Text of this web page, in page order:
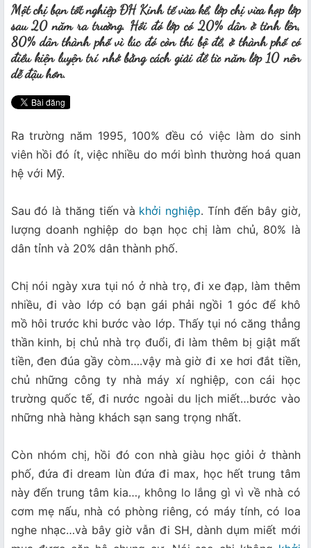
Một chị bạn tốt nghiệp ĐH Kinh tế vừa kể, lớp chị vừa họp lớp
sau 20 năm ra trường. Hồi đó lớp có 20% dân ở tỉnh lên,
80% dân thành phố vì lúc đó còn thi bộ đề, ở thành phố có
điều kiện luyện trí nhớ bằng cách giải đề từ năm lớp 10 nên
dễ đậu hơn.
Ra trường năm 1995, 100% đều có việc làm do sinh
viên hồi đó ít, việc nhiều do mới bình thường hoá quan
hệ với Mỹ.
Sau đó là thăng tiến và khởi nghiệp. Tính đến bây giờ,
lượng doanh nghiệp do bạn học chị làm chủ, 80% là
dân tỉnh và 20% dân thành phố.
Chị nói ngày xưa tụi nó ở nhà trọ, đi xe đạp, làm thêm
nhiều, đi vào lớp có bạn gái phải ngồi 1 góc để khô
mồ hôi trước khi bước vào lớp. Thấy tụi nó căng thẳng
thần kinh, bị chủ nhà trọ đuổi, đi làm thêm bị giật mất
tiền, đen đúa gầy còm….vậy mà giờ đi xe hơi đắt tiền,
chủ những công ty nhà máy xí nghiệp, con cái học
trường quốc tế, đi nước ngoài du lịch miết…bước vào
những nhà hàng khách sạn sang trọng nhất.
Còn nhóm chị, hồi đó con nhà giàu học giỏi ở thành
phố, đứa đi dream lùn đứa đi max, học hết trung tâm
này đến trung tâm kia…, không lo lắng gì vì về nhà có
cơm mẹ nấu, nhà có phòng riêng, có máy tính, có loa
nghe nhạc…và bây giờ vẫn đi SH, dành dụm miết mới